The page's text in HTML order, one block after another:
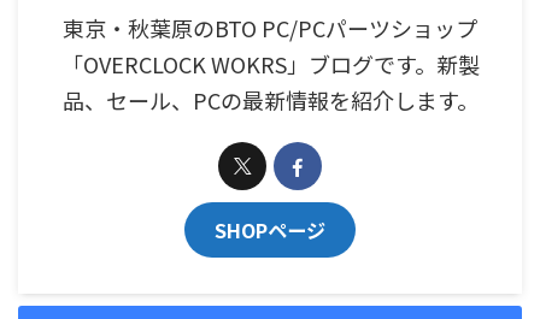
東京・秋葉原のBTO PC/PCパーツショップ
「OVERCLOCK WOKRS」ブログです。新製
品、セール、PCの最新情報を紹介します。
SHOPページ